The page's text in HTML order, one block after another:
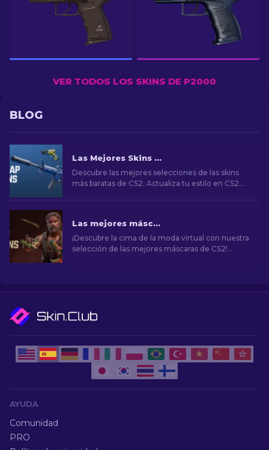
VER TODOS LOS SKINS DE P2000
BLOG
Las Mejores Skins Baratas de CS2 [2026]
Descubre las mejores selecciones de las skins
más baratas de CS2. Actualiza tu estilo en CS2
Las mejores máscaras de CS2 [2026]
¡Descubre la cima de la moda virtual con nuestra
selección de las mejores máscaras de CS2!
AYUDA
Comunidad
PRO